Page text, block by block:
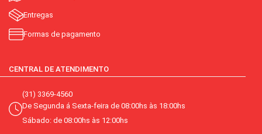
Entregas
Formas de pagamento
CENTRAL DE ATENDIMENTO
(31) 3369-4560
De Segunda á Sexta-feira de 08:00hs às 18:00hs
Sábado: de 08:00hs às 12:00hs